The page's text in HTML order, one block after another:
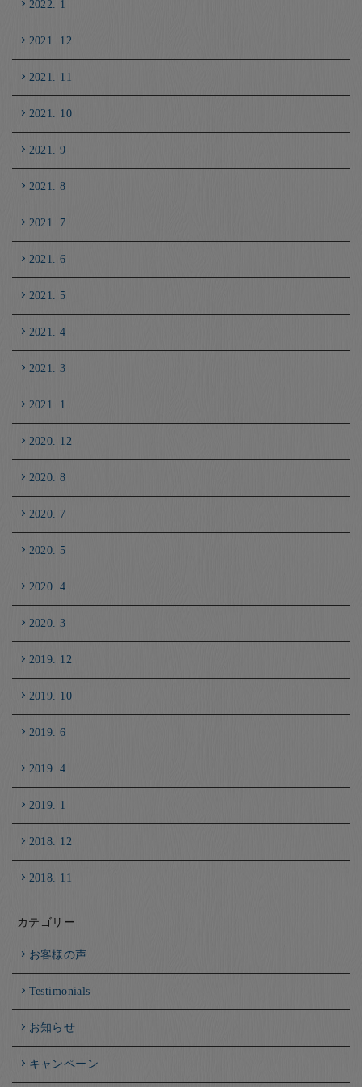
2022. 1
2021. 12
2021. 11
2021. 10
2021. 9
2021. 8
2021. 7
2021. 6
2021. 5
2021. 4
2021. 3
2021. 1
2020. 12
2020. 8
2020. 7
2020. 5
2020. 4
2020. 3
2019. 12
2019. 10
2019. 6
2019. 4
2019. 1
2018. 12
2018. 11
カテゴリー
お客様の声
Testimonials
お知らせ
キャンペーン